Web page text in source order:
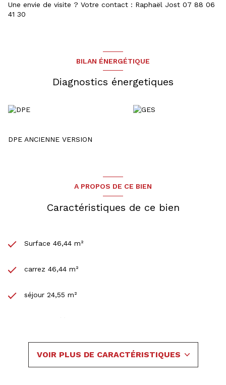
Une envie de visite ? Votre contact : Raphaël Jost 07 88 06
41 30
BILAN ÉNERGÉTIQUE
Diagnostics énergetiques
DPE ANCIENNE VERSION
A PROPOS DE CE BIEN
Caractéristiques de ce bien
Surface 46,44 m²
carrez 46,44 m²
séjour 24,55 m²
VOIR PLUS DE CARACTÉRISTIQUES